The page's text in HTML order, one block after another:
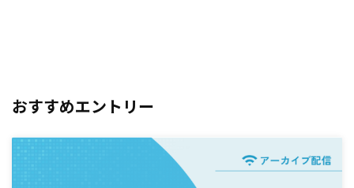
おすすめエントリー